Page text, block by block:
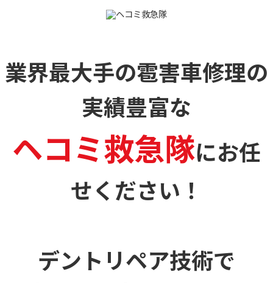
業界最大手の雹害車修理の
実績豊富な
ヘコミ救急隊にお任
せください！
デントリペア技術で